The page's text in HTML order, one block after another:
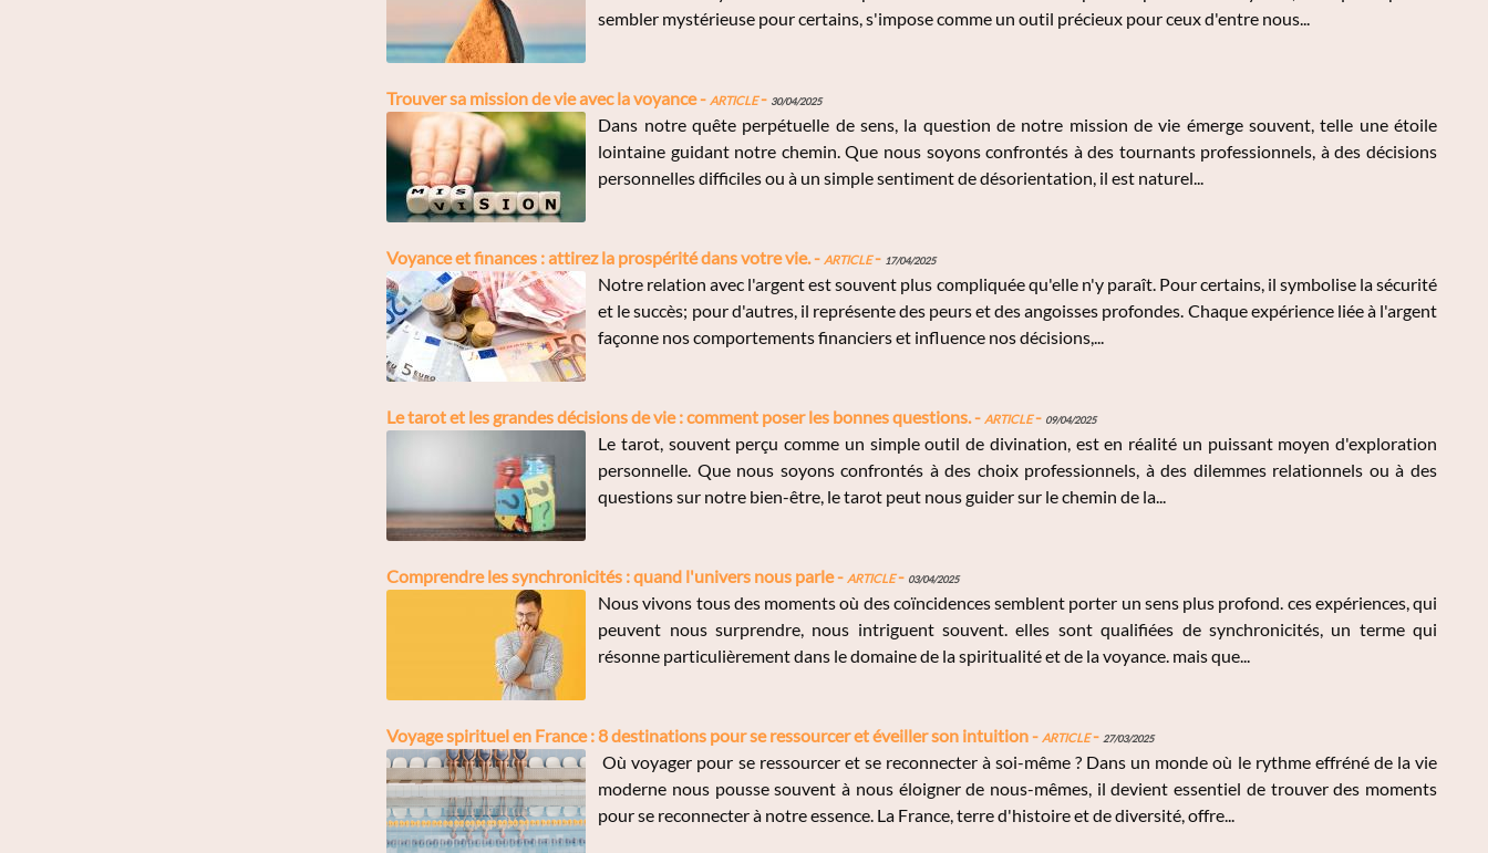
sembler mystérieuse pour certains, s'impose comme un outil précieux pour ceux d'entre nous...
Trouver sa mission de vie avec la voyance -Article- 30/04/2025
Dans notre quête perpétuelle de sens, la question de notre mission de vie émerge souvent, telle une étoile
lointaine guidant notre chemin. Que nous soyons confrontés à des tournants professionnels, à des décisions
personnelles difficiles ou à un simple sentiment de désorientation, il est naturel...
Voyance et finances : attirez la prospérité dans votre vie. -Article- 17/04/2025
Notre relation avec l'argent est souvent plus compliquée qu'elle n'y paraît. Pour certains, il symbolise la sécurité
et le succès; pour d'autres, il représente des peurs et des angoisses profondes. Chaque expérience liée à l'argent
façonne nos comportements financiers et influence nos décisions,...
Le tarot et les grandes décisions de vie : comment poser les bonnes questions. -Article- 09/04/2025
Le tarot, souvent perçu comme un simple outil de divination, est en réalité un puissant moyen d'exploration
personnelle. Que nous soyons confrontés à des choix professionnels, à des dilemmes relationnels ou à des
questions sur notre bien-être, le tarot peut nous guider sur le chemin de la...
Comprendre les synchronicités : quand l'univers nous parle -Article- 03/04/2025
Nous vivons tous des moments où des coïncidences semblent porter un sens plus profond. ces expériences, qui
peuvent nous surprendre, nous intriguent souvent. elles sont qualifiées de synchronicités, un terme qui
résonne particulièrement dans le domaine de la spiritualité et de la voyance. mais que...
Voyage spirituel en France : 8 destinations pour se ressourcer et éveiller son intuition -Article- 27/03/2025
Où voyager pour se ressourcer et se reconnecter à soi-même ? Dans un monde où le rythme effréné de la vie
moderne nous pousse souvent à nous éloigner de nous-mêmes, il devient essentiel de trouver des moments
pour se reconnecter à notre essence. La France, terre d'histoire et de diversité, offre...